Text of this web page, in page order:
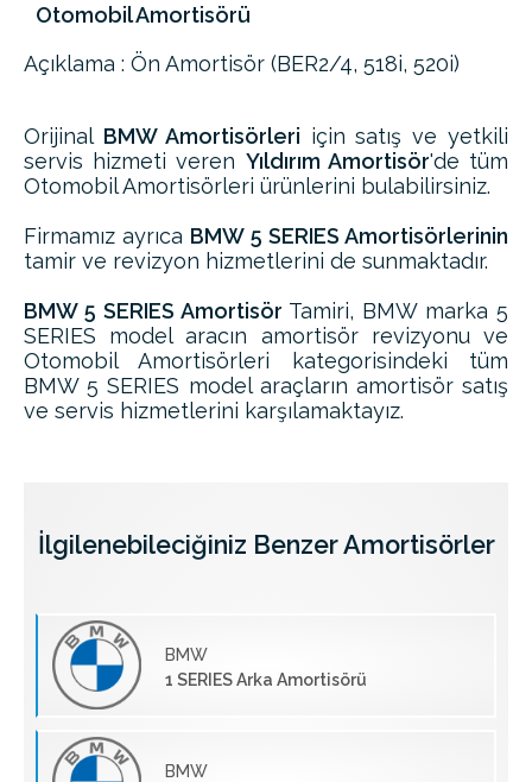
Otomobil Amortisörü
Açıklama : Ön Amortisör (BER2/4, 518i, 520i)
Orijinal BMW Amortisörleri için satış ve yetkili
servis hizmeti veren Yıldırım Amortisör'de tüm
Otomobil Amortisörleri ürünlerini bulabilirsiniz.
Firmamız ayrıca BMW 5 SERIES Amortisörlerinin
tamir ve revizyon hizmetlerini de sunmaktadır.
BMW 5 SERIES Amortisör Tamiri, BMW marka 5
SERIES model aracın amortisör revizyonu ve
Otomobil Amortisörleri kategorisindeki tüm
BMW 5 SERIES model araçların amortisör satış
ve servis hizmetlerini karşılamaktayız.
İlgilenebileciğiniz Benzer Amortisörler
BMW
1 SERIES Arka Amortisörü
BMW